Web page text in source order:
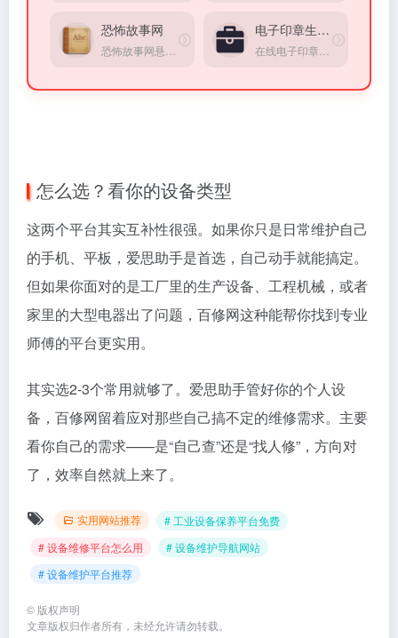
恐怖故事网 电子印章生成器
怎么选？看你的设备类型
这两个平台其实互补性很强。如果你只是日常维护自己
的手机、平板，爱思助手是首选，自己动手就能搞定。
但如果你面对的是工厂里的生产设备、工程机械，或者
家里的大型电器出了问题，百修网这种能帮你找到专业
师傅的平台更实用。
其实选2-3个常用就够了。爱思助手管好你的个人设
备，百修网留着应对那些自己搞不定的维修需求。主要
看你自己的需求——是“自己查”还是“找人修”，方向对
了，效率自然就上来了。
实用网站推荐
# 工业设备保养平台免费
# 设备维修平台怎么用
# 设备维护导航网站
# 设备维护平台推荐
© 版权声明
文章版权归作者所有，未经允许请勿转载。